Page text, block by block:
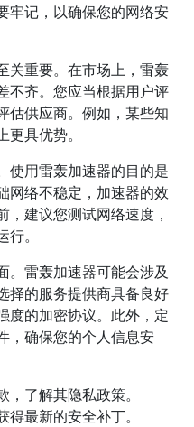
牢记，以确保您的网络安
关重要。在市场上，雷轰
不齐。您应当根据用户评
估供应商。例如，某些知
具优势。
使用雷轰加速器的目的是
网络不稳定，加速器的效
建议您测试网络速度，
。
。雷轰加速器可能会涉及
择的服务提供商具备良好
度的加密协议。此外，定
，确保您的个人信息安
了解其隐私政策。
最新的安全补丁。